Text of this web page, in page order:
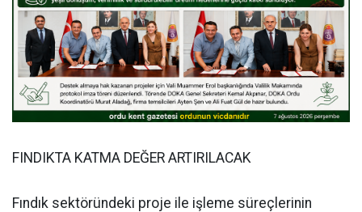
FINDIKTA KATMA DEĞER ARTIRILACAK
Fındık sektöründeki proje ile işleme süreçlerinin